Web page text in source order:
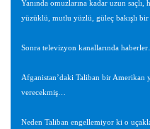
Yanında omuzlarına kadar uzun saçlı,
yüzüklü, mutlu yüzlü, güleç bakışlı bir
Sonra televizyon kanallarında
Afganistan’daki Taliban bir Amerikan
verecekmiş…
Neden Taliban engellemiyor ki o